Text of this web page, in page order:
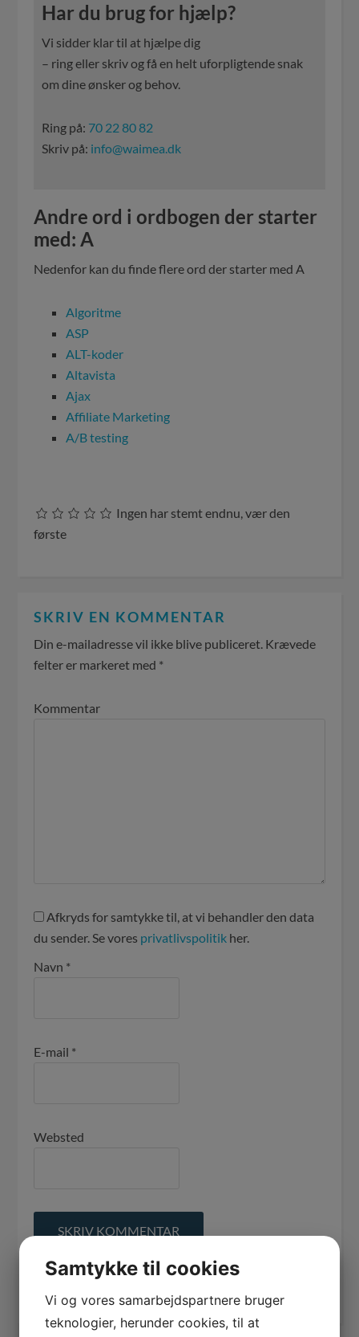
Har du brug for hjælp?
Vi sidder klar til at hjælpe dig
– ring eller skriv og få en helt uforpligtende snak
om dine ønsker og behov.
Ring på: 70 22 80 82
Skriv på: info@waimea.dk
Andre ord i ordbogen der starter
med: A
Nedenfor kan du finde flere ord der starter med A
Algoritme
ASP
ALT-koder
Altavista
Ajax
Affiliate Marketing
A/B testing
Ingen har stemt endnu, vær den
første
SKRIV EN KOMMENTAR
Din e-mailadresse vil ikke blive publiceret. Krævede
felter er markeret med *
Kommentar
Afkryds for samtykke til, at vi behandler den data
du sender. Se vores privatlivspolitik her.
Navn *
E-mail *
Websted
Abonnér på nye kommentarer til dette indlæg
Samtykke til cookies
Vi og vores samarbejdspartnere bruger
teknologier, herunder cookies, til at